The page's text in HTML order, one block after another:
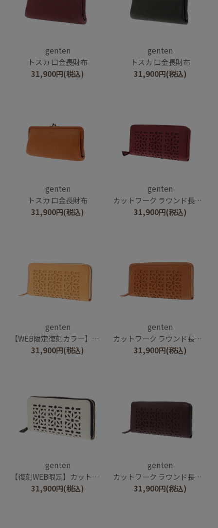
genten
トスカ 口金長財布
31,900円(税込)
genten
トスカ 口金長財布
31,900円(税込)
genten
トスカ 口金長財布
31,900円(税込)
genten
カットワーク ラウンド長財布
31,900円(税込)
genten
【WEB限定復刻カラー】カットワーク ラウンド長財布
31,900円(税込)
genten
カットワーク ラウンド長財布
31,900円(税込)
genten
【復刻WEB限定】カットワーク ラウンド長財布
31,900円(税込)
genten
カットワーク ラウンド長財布
31,900円(税込)